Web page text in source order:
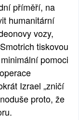
příměří, na
humanitární
vozy,
tiskovou
pomoci
Izrael „zničí
proto, že